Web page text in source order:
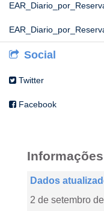
Social
Twitter
Facebook
Dados
2 de setembro